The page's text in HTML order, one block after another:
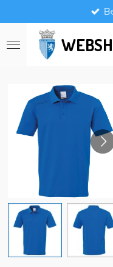
direct
naar
de